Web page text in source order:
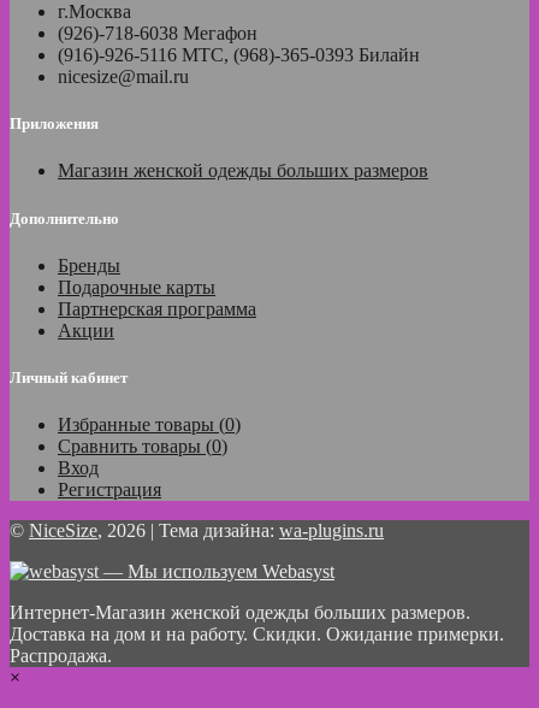
г.Москва
(926)-718-6038 Мегафон
(916)-926-5116 МТС, (968)-365-0393 Билайн
nicesize@mail.ru
Приложения
Магазин женской одежды больших размеров
Дополнительно
Бренды
Подарочные карты
Партнерская программа
Акции
Личный кабинет
Избранные товары (0)
Сравнить товары (0)
Вход
Регистрация
© NiceSize, 2026 | Тема дизайна: wa-plugins.ru
— Мы используем Webasyst
Интернет-Магазин женской одежды больших размеров.
Доставка на дом и на работу. Скидки. Ожидание примерки.
Распродажа.
×